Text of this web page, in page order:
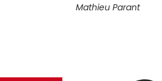
Mathieu Parant